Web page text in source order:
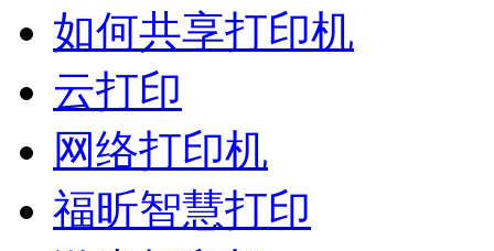
如何共享打印机
云打印
网络打印机
福昕智慧打印